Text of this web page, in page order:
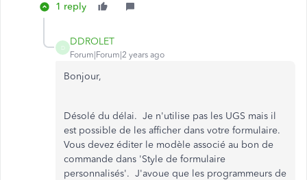
1 reply
D
DDROLET
Forum|Forum|2 years ago
Bonjour,
Désolé du délai. Je n'utilise pas les UGS mais il
est possible de les afficher dans votre formulaire.
Vous devez éditer le modèle associé au bon de
commande dans 'Style de formulaire
personnalisés'. J'avoue que les programmeurs de